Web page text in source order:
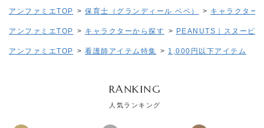
アンファミエTOP > 保育士（グランディール ベベ） > キャラクター
アンファミエTOP > キャラクターから探す > PEANUTS｜スヌーピー
アンファミエTOP > 看護師アイテム特集 > 1,000円以下アイテム
RANKING
人気ランキング